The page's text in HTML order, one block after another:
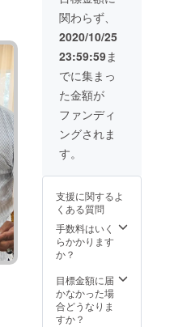
た。
が、予
想以上
にたく
さんの
人が支
援して
くれ
て、本
当にう
れしく
ちで
いっぱ
いで
す。で
も、手
書きの
きれな
いと思
い、手
関わらず、
2020/10/25
23:59:59ま
でに集まっ
た金額が
ファンディ
ングされま
す。
支援に関するよ
くある質問
手数料はいく
らかかります
か？
目標金額に届
かなかった場
合どうなりま
すか？